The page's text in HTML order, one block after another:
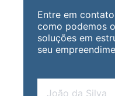
Entre em
como podemos
soluções em
seu